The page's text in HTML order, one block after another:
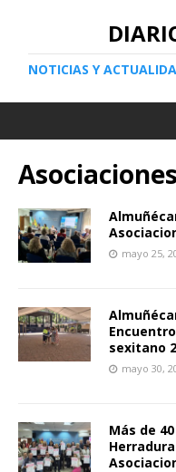
NOTICIAS Y
Asociaciones
mayo 25,
sexitano
mayo 30,
Más de